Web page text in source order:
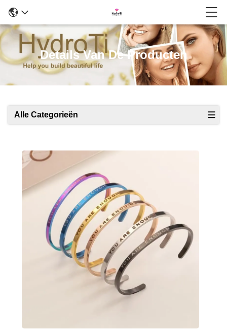
Details Van De Producten
Alle Categorieën